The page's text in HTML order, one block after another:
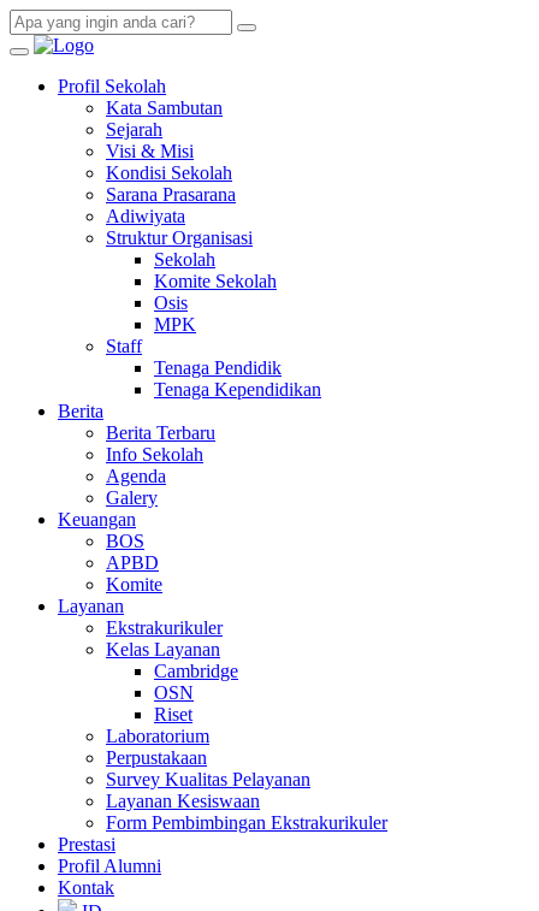
Profil Sekolah
Kata Sambutan
Sejarah
Visi & Misi
Kondisi Sekolah
Sarana Prasarana
Adiwiyata
Struktur Organisasi
Sekolah
Komite Sekolah
Osis
MPK
Staff
Tenaga Pendidik
Tenaga Kependidikan
Berita
Berita Terbaru
Info Sekolah
Agenda
Galery
Keuangan
BOS
APBD
Komite
Layanan
Ekstrakurikuler
Kelas Layanan
Cambridge
OSN
Riset
Laboratorium
Perpustakaan
Survey Kualitas Pelayanan
Layanan Kesiswaan
Form Pembimbingan Ekstrakurikuler
Prestasi
Profil Alumni
Kontak